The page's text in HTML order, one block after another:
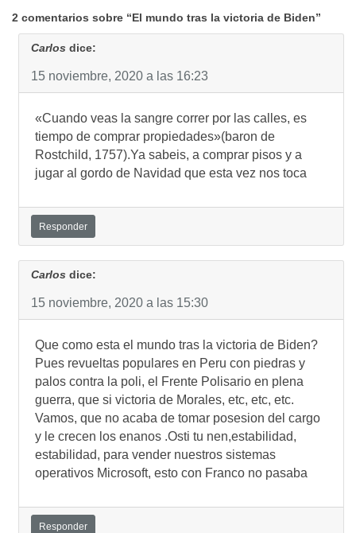
entradas
2 comentarios sobre “El mundo tras la victoria de Biden”
Carlos dice:
15 noviembre, 2020 a las 16:23
«Cuando veas la sangre correr por las calles, es
tiempo de comprar propiedades»(baron de
Rostchild, 1757).Ya sabeis, a comprar pisos y a
jugar al gordo de Navidad que esta vez nos toca
Responder
Carlos dice:
15 noviembre, 2020 a las 15:30
Que como esta el mundo tras la victoria de Biden?
Pues revueltas populares en Peru con piedras y
palos contra la poli, el Frente Polisario en plena
guerra, que si victoria de Morales, etc, etc, etc.
Vamos, que no acaba de tomar posesion del cargo
y le crecen los enanos .Osti tu nen,estabilidad,
estabilidad, para vender nuestros sistemas
operativos Microsoft, esto con Franco no pasaba
Responder